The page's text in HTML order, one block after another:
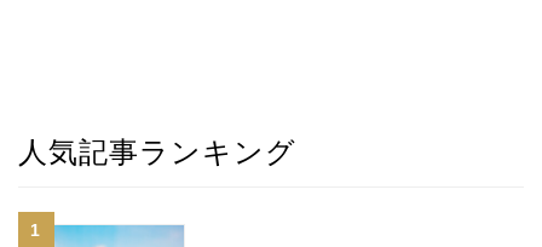
人気記事ランキング